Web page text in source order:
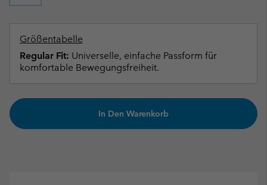
Größentabelle
Regular Fit: Universelle, einfache Passform für
komfortable Bewegungsfreiheit.
In Den Warenkorb